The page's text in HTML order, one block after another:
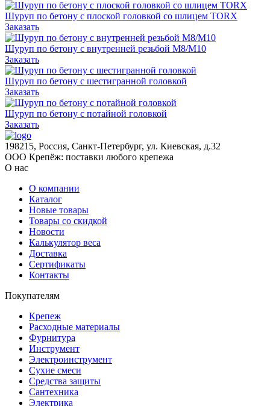
Шуруп по бетону с плоской головкой со шлицем TORX
Заказать
Шуруп по бетону с внутренней резьбой M8/M10
Заказать
Шуруп по бетону с шестигранной головкой
Заказать
Шуруп по бетону с потайной головкой
Заказать
198215, Россия, Санкт-Петербург, ул. Киевская, д.32
ООО Крепёж: поставки любого крепежа
О нас
О компании
Каталог
Новые товары
Товары со скидкой
Новости
Калькулятор веса
Доставка
Сертификаты
Контакты
Покупателям
Крепеж
Расходные материалы
Фурнитура
Инструмент
Электроинструмент
Сухие смеси
Средства защиты
Сантехника
Электрика